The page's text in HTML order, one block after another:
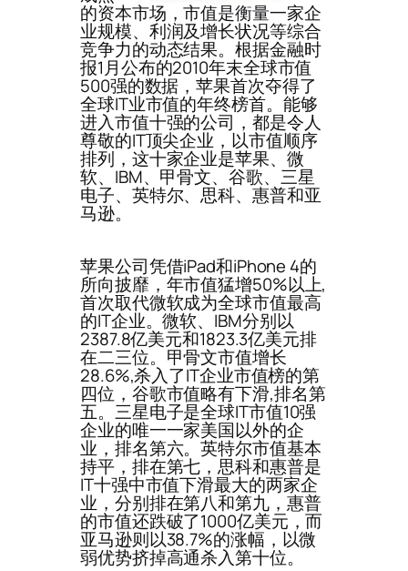
的资本市场，市值是衡量一家企
业规模、利润及增长状况等综合
竞争力的动态结果。根据金融时
报1月公布的2010年末全球市值
500强的数据，苹果首次夺得了
全球IT业市值的年终榜首。能够
进入市值十强的公司，都是令人
尊敬的IT顶尖企业，以市值顺序
排列，这十家企业是苹果、微
软、IBM、甲骨文、谷歌、三星
电子、英特尔、思科、惠普和亚
马逊。
苹果公司凭借iPad和iPhone 4的
所向披靡，年市值猛增50%以上,
首次取代微软成为全球市值最高
的IT企业。微软、IBM分别以
2387.8亿美元和1823.3亿美元排
在二三位。甲骨文市值增长
28.6%,杀入了IT企业市值榜的第
四位，谷歌市值略有下滑,排名第
五。三星电子是全球IT市值10强
企业的唯一一家美国以外的企
业，排名第六。英特尔市值基本
持平，排在第七，思科和惠普是
IT十强中市值下滑最大的两家企
业，分别排在第八和第九，惠普
的市值还跌破了1000亿美元，而
亚马逊则以38.7%的涨幅，以微
弱优势挤掉高通杀入第十位。